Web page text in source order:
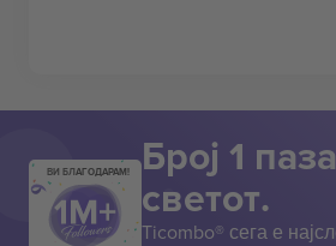
ВИ БЛАГОДАРАМ! Број 1
светот.
Ticombo® сега е